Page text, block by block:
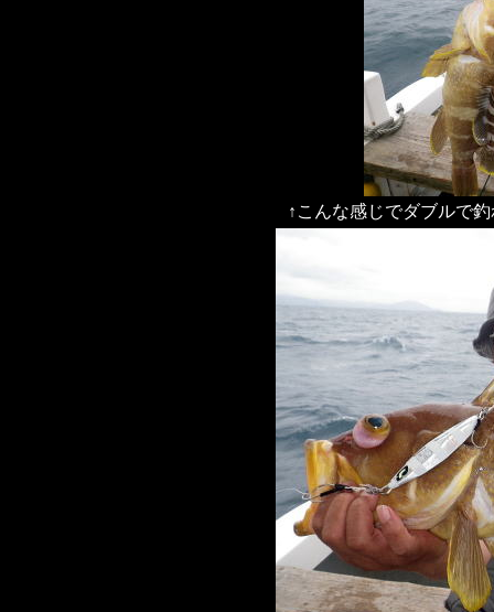
↑こんな感じでダブルで